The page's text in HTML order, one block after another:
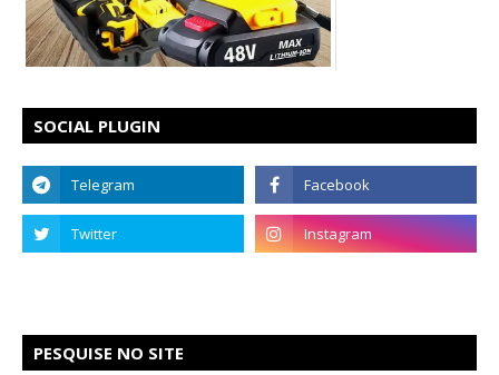
SOCIAL PLUGIN
PESQUISE NO SITE